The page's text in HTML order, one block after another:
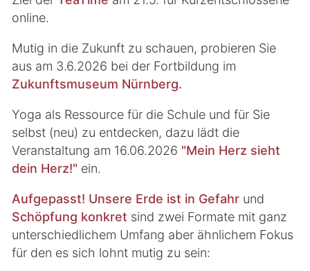
online.
Mutig in die Zukunft zu schauen, probieren Sie
aus am 3.6.2026 bei der Fortbildung im
Zukunftsmuseum Nürnberg.
Yoga als Ressource für die Schule und für Sie
selbst (neu) zu entdecken, dazu lädt die
Veranstaltung am 16.06.2026 "Mein Herz sieht
dein Herz!" ein.
Aufgepasst! Unsere Erde ist in Gefahr und
Schöpfung konkret sind zwei Formate mit ganz
unterschiedlichem Umfang aber ähnlichem Fokus
für den es sich lohnt mutig zu sein: